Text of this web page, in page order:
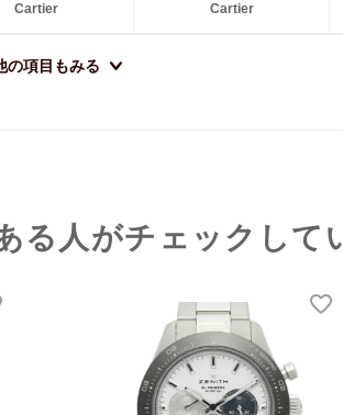
Cartier Cartier
の項目もみる
る人がチェックして